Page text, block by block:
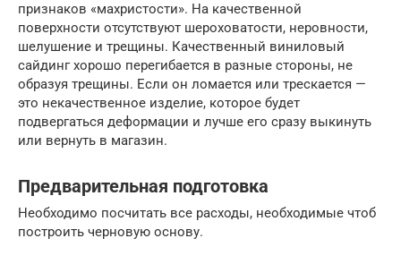
признаков «махристости». На качественной
поверхности отсутствуют шероховатости, неровности,
шелушение и трещины. Качественный виниловый
сайдинг хорошо перегибается в разные стороны, не
образуя трещины. Если он ломается или трескается —
это некачественное изделие, которое будет
подвергаться деформации и лучше его сразу выкинуть
или вернуть в магазин.
Предварительная подготовка
Необходимо посчитать все расходы, необходимые чтоб
построить черновую основу.